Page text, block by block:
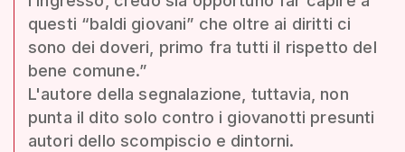
questi “baldi giovani” che oltre ai diritti ci
sono dei doveri, primo fra tutti il rispetto del
bene comune.”
L'autore della segnalazione, tuttavia, non
punta il dito solo contro i giovanotti presunti
autori dello scompiscio e dintorni.